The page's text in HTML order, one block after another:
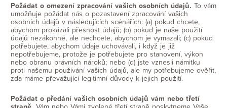
Požádat o omezení zpracování vašich osobních údajů. To vám
umožňuje požádat nás o pozastavení zpracování vašich
osobních údajů v následujících scénářích: (a) pokud chcete,
abychom prokázali přesnost údajů; (b) pokud je naše použití
údajů nezákonné, ale nechcete, abychom je vymazali; (c) pokud
potřebujete, abychom údaje uchovávali, i když je již
nepotřebujeme, protože je potřebujete pro stanovení, výkon
nebo obranu právních nároků; nebo (d) jste vznesli námitku
proti našemu používání vašich údajů, ale my potřebujeme ověřit,
zda máme převažující legitimní důvody k jejich použití.
Požádat o předání vašich osobních údajů vám nebo třetí